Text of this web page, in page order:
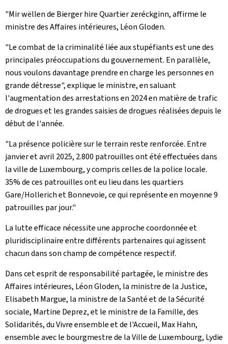
"Mir wëllen de Bierger hire Quartier zeréckginn, affirme le
ministre des Affaires intérieures, Léon Gloden.
"Le combat de la criminalité liée aux stupéfiants est une des
principales préoccupations du gouvernement. En parallèle,
nous voulons davantage prendre en charge les personnes en
grande détresse", explique le ministre, en saluant
l'augmentation des arrestations en 2024 en matière de trafic
de drogues et les grandes saisies de drogues réalisées depuis le
début de l'année.
"La présence policière sur le terrain reste renforcée. Entre
janvier et avril 2025, 2.800 patrouilles ont été effectuées dans
la ville de Luxembourg, y compris celles de la police locale.
35% de ces patrouilles ont eu lieu dans les quartiers
Gare/Hollerich et Bonnevoie, ce qui représente en moyenne 9
patrouilles par jour."
La lutte efficace nécessite une approche coordonnée et
pluridisciplinaire entre différents partenaires qui agissent
chacun dans son champ de compétence respectif.
Dans cet esprit de responsabilité partagée, le ministre des
Affaires intérieures, Léon Gloden, la ministre de la Justice,
Elisabeth Margue, la ministre de la Santé et de la Sécurité
sociale, Martine Deprez, et le ministre de la Famille, des
Solidarités, du Vivre ensemble et de l'Accueil, Max Hahn,
ensemble avec le bourgmestre de la Ville de Luxembourg, Lydie